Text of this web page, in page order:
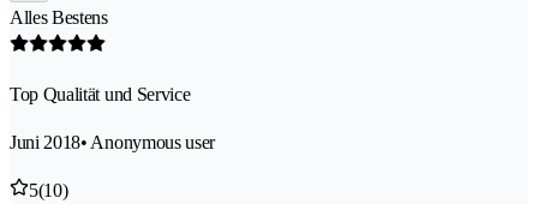
Alles Bestens
Top Qualität und Service
Juni 2018• Anonymous user
5(10)